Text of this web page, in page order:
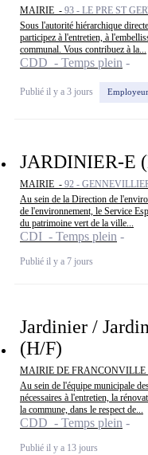
MAIRIE - 93 - LE PRE ST
Sous l'autorité hiérarchique
participez à l'entretien, à
communal. Vous contribuez à la...
CDD - Temps plein
Publié il y a 3 jours
JARDINIER-E
MAIRIE - 92 -
Au sein de la Direction de
de l'environnement, le Service
du patrimoine vert de la ville...
CDI - Temps plein
Publié il y a 7 jours
Jardinier /
(H/F)
MAIRIE DE
Au sein de l'équipe municipale
nécessaires à l'entretien, la
la commune, dans le respect de...
CDD - Temps plein
Publié il y a 13 jours